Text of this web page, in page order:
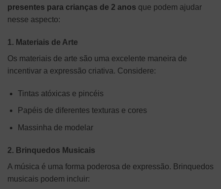
presentes para crianças de 2 anos que podem ajudar
nesse aspecto:
1. Materiais de Arte
Os materiais de arte são uma excelente maneira de
incentivar a expressão criativa. Considere:
Tintas atóxicas e pincéis
Papéis de diferentes texturas e cores
Massinha de modelar
2. Brinquedos Musicais
A música é uma forma poderosa de expressão. Brinquedos
musicais podem incluir: